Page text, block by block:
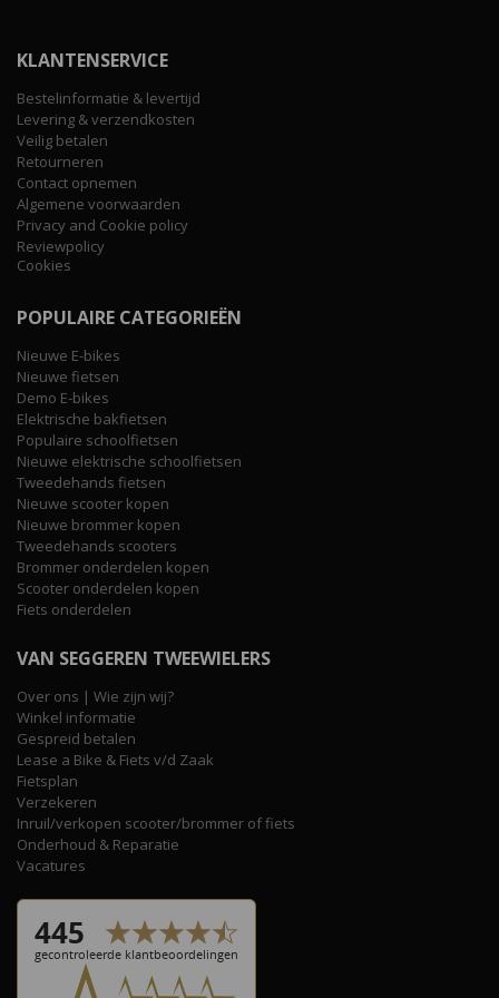
KLANTENSERVICE
Bestelinformatie & levertijd
Levering & verzendkosten
Veilig betalen
Retourneren
Contact opnemen
Algemene voorwaarden
Privacy and Cookie policy
Reviewpolicy
Cookies
POPULAIRE CATEGORIEËN
Nieuwe E-bikes
Nieuwe fietsen
Demo E-bikes
Elektrische bakfietsen
Populaire schoolfietsen
Nieuwe elektrische schoolfietsen
Tweedehands fietsen
Nieuwe scooter kopen
Nieuwe brommer kopen
Tweedehands scooters
Brommer onderdelen kopen
Scooter onderdelen kopen
Fiets onderdelen
VAN SEGGEREN TWEEWIELERS
Over ons | Wie zijn wij?
Winkel informatie
Gespreid betalen
Lease a Bike & Fiets v/d Zaak
Fietsplan
Verzekeren
Inruil/verkopen scooter/brommer of fiets
Onderhoud & Reparatie
Vacatures